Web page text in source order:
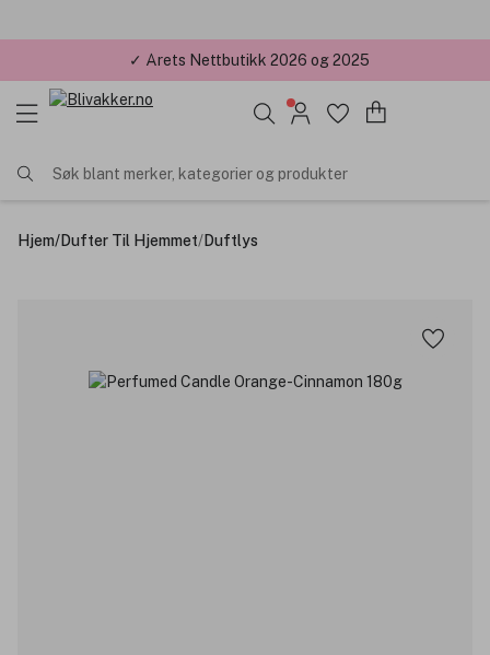
✓ Årets Nettbutikk 2026 og 2025
Søk blant merker, kategorier og produkter
Hjem/Dufter Til Hjemmet/Duftlys